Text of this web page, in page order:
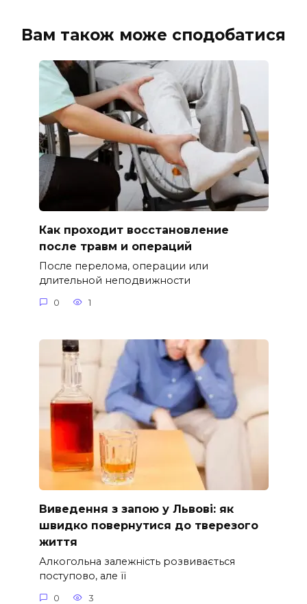
Вам також може сподобатися
Как проходит восстановление
после травм и операций
После перелома, операции или
длительной неподвижности
0 1
Виведення з запою у Львові: як
швидко повернутися до тверезого
життя
Алкогольна залежність розвивається
поступово, але її
0 3